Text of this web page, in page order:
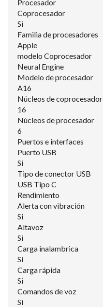
Procesador
Coprocesador
Si
Familia de procesadores
Apple
modelo Coprocesador
Neural Engine
Modelo de procesador
A16
Núcleos de coprocesador
16
Núcleos de procesador
6
Puertos e interfaces
Puerto USB
Si
Tipo de conector USB
USB Tipo C
Rendimiento
Alerta con vibración
Si
Altavoz
Si
Carga inalambrica
Si
Carga rápida
Si
Comandos de voz
Si